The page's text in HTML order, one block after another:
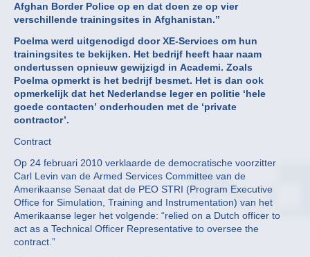
Afghan Border Police op en dat doen ze op vier
verschillende trainingsites in Afghanistan.”
Poelma werd uitgenodigd door XE-Services om hun
trainingsites te bekijken. Het bedrijf heeft haar naam
ondertussen opnieuw gewijzigd in Academi. Zoals
Poelma opmerkt is het bedrijf besmet. Het is dan ook
opmerkelijk dat het Nederlandse leger en politie ‘hele
goede contacten’ onderhouden met de ‘private
contractor’.
Contract
Op 24 februari 2010 verklaarde de democratische voorzitter
Carl Levin van de Armed Services Committee van de
Amerikaanse Senaat dat de PEO STRI (Program Executive
Office for Simulation, Training and Instrumentation) van het
Amerikaanse leger het volgende: “relied on a Dutch officer to
act as a Technical Officer Representative to oversee the
contract.”